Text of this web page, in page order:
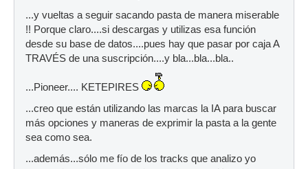
...y vueltas a seguir sacando pasta de manera miserable
!! Porque claro....si descargas y utilizas esa función
desde su base de datos....pues hay que pasar por caja A
TRAVÉS de una suscripción....y bla...bla...bla..
...Pioneer.... KETEPIRES
...creo que están utilizando las marcas la IA para buscar
más opciones y maneras de exprimir la pasta a la gente
sea como sea.
...además...sólo me fío de los tracks que analizo yo